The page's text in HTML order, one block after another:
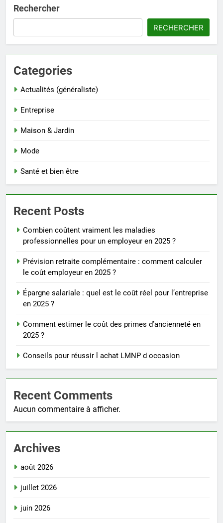
Rechercher
RECHERCHER
Categories
Actualités (généraliste)
Entreprise
Maison & Jardin
Mode
Santé et bien être
Recent Posts
Combien coûtent vraiment les maladies
professionnelles pour un employeur en 2025 ?
Prévision retraite complémentaire : comment calculer
le coût employeur en 2025 ?
Épargne salariale : quel est le coût réel pour l’entreprise
en 2025 ?
Comment estimer le coût des primes d’ancienneté en
2025 ?
Conseils pour réussir l achat LMNP d occasion
Recent Comments
Aucun commentaire à afficher.
Archives
août 2026
juillet 2026
juin 2026